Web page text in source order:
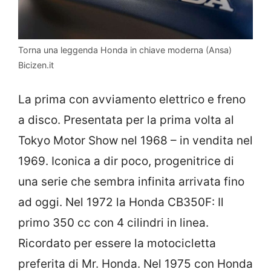
Torna una leggenda Honda in chiave moderna (Ansa)
Bicizen.it
La prima con avviamento elettrico e freno
a disco. Presentata per la prima volta al
Tokyo Motor Show nel 1968 – in vendita nel
1969. Iconica a dir poco, progenitrice di
una serie che sembra infinita arrivata fino
ad oggi. Nel 1972 la Honda CB350F: Il
primo 350 cc con 4 cilindri in linea.
Ricordato per essere la motocicletta
preferita di Mr. Honda. Nel 1975 con Honda